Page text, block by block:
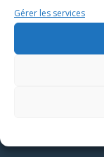
Gérer les services
catégorie